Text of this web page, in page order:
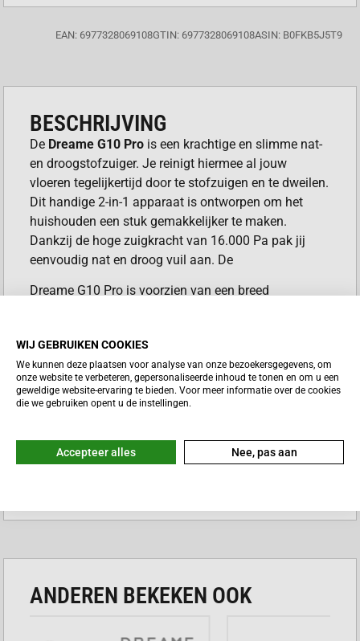
EAN: 6977328069108GTIN: 6977328069108ASIN: B0FKB5J5T9
BESCHRIJVING
De Dreame G10 Pro is een krachtige en slimme nat-
en droogstofzuiger. Je reinigt hiermee al jouw
vloeren tegelijkertijd door te stofzuigen en te dweilen.
Dit handige 2-in-1 apparaat is ontworpen om het
huishouden een stuk gemakkelijker te maken.
Dankzij de hoge zuigkracht van 16.000 Pa pak jij
eenvoudig nat en droog vuil aan. De
Dreame G10 Pro is voorzien van een breed
resultaat doordat er altijd met schoon water wordt
gedweild. Maak na de schoonmaakbeurt ook geen
gedoe meer met vieze borstels dankzij de
automatische zelfreiniging. Dit maakt de Dreame
VOORDELEN DREAME G10 PRO
veel tijd.
Je bereikt met de dubbele randreiniging
ANDEREN BEKEKEN OOK
WIJ GEBRUIKEN COOKIES
We kunnen deze plaatsen voor analyse van onze bezoekersgegevens, om
onze website te verbeteren, gepersonaliseerde inhoud te tonen en om u een
geweldige website-ervaring te bieden. Voor meer informatie over de cookies
die we gebruiken opent u de instellingen.
Accepteer alles Nee, pas aan